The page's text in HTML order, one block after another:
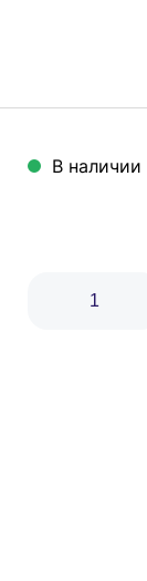
В наличии